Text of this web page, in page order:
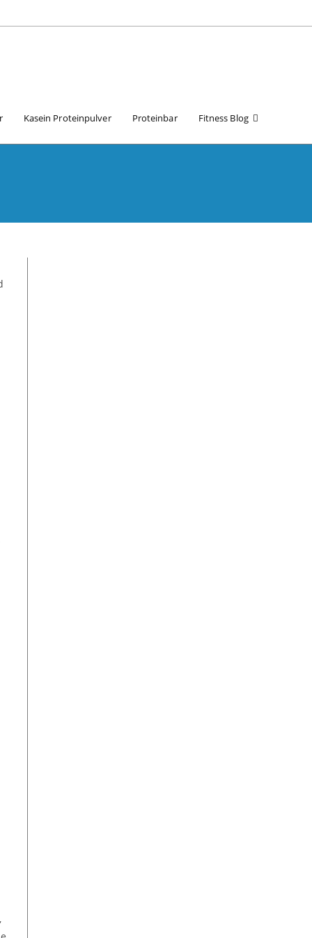
Kasein Proteinpulver Proteinbar Fitness Blog